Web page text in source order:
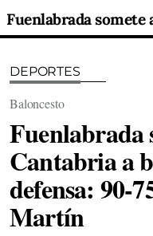
DEPORTES
Baloncesto
Fuenlabrada
Cantabria a
defensa: 90-
Martín